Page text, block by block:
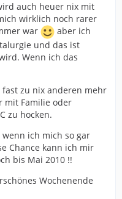
auch heuer nix mit
wirklich noch rarer
war
aber ich
und das ist
Wenn ich das
zu nix anderen mehr
mit Familie oder
zu hocken.
ich mich so gar
Chance kann ich mir
bis Mai 2010 !!
Wochenende